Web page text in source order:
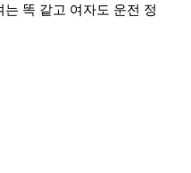
똑 같고 여자도 운전 정